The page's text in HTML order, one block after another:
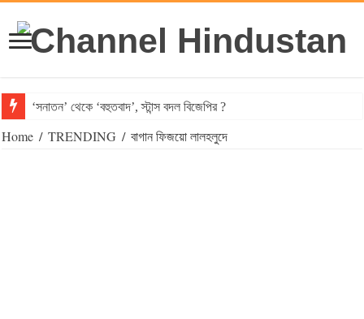
‘সনাতন’ থেকে ‘বহুতবাদ’, স্টান্স বদল বিজেপির ?
Home / TRENDING / বাগান ফিজয়ো লালহলুদে